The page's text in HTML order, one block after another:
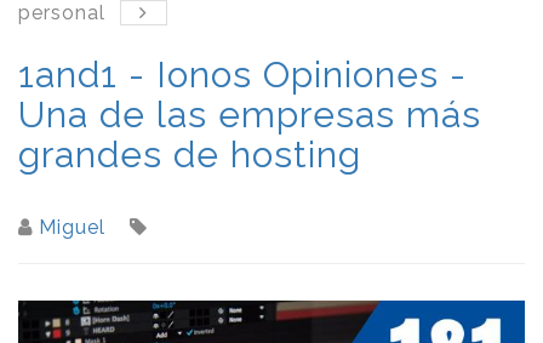
personal
1and1 - Ionos Opiniones -
Una de las empresas más
grandes de hosting
Miguel